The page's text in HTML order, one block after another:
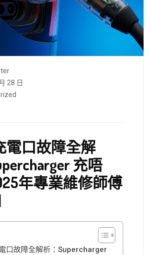
28 日
電口故障全解
充唔
年專業維修師傅
口故障全解析：Supercharger